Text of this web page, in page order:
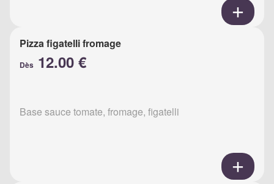
Pizza figatelli fromage
Dès 12.00 €
Base sauce tomate, fromage, figatelli